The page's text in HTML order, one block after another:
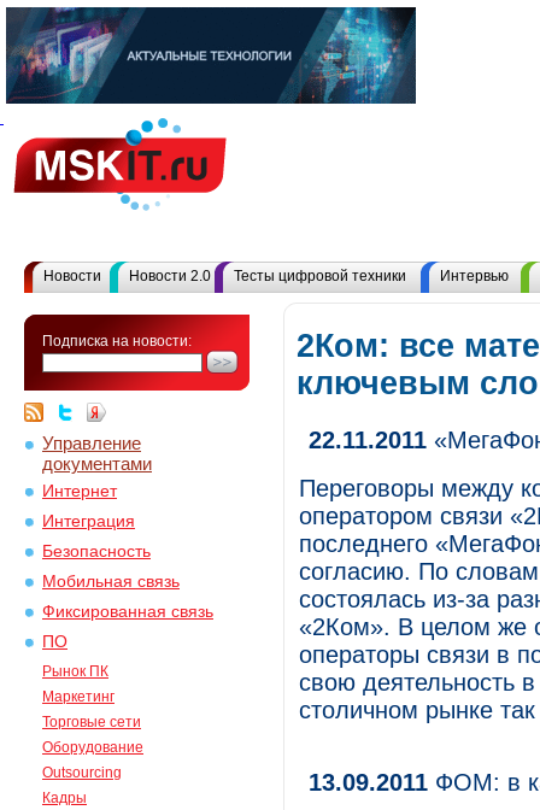
Новости Новости 2.0 Тесты цифровой техники Интервью
Подписка на новости:
Управление
документами
Интернет
Интеграция
Безопасность
Мобильная связь
Фиксированная связь
ПО
Рынок ПК
Маркетинг
Торговые сети
Оборудование
Outsourcing
Кадры
2Ком: все
ключевым
22.11.2011
Переговоры между
оператором связи
последнего
согласию. По
состоялась из-за
«2Ком». В целом же
операторы связи в
свою деятельность
столичном рынке
13.09.2011 ФОМ: в